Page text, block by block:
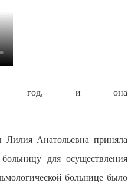
81 год, и она
Анатольевна приняла
для осуществления
больнице было